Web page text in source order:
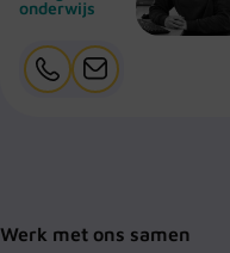
onderwijs
Werk met ons samen